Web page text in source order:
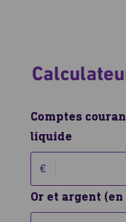
Comptes
liquide
€
Or et argent